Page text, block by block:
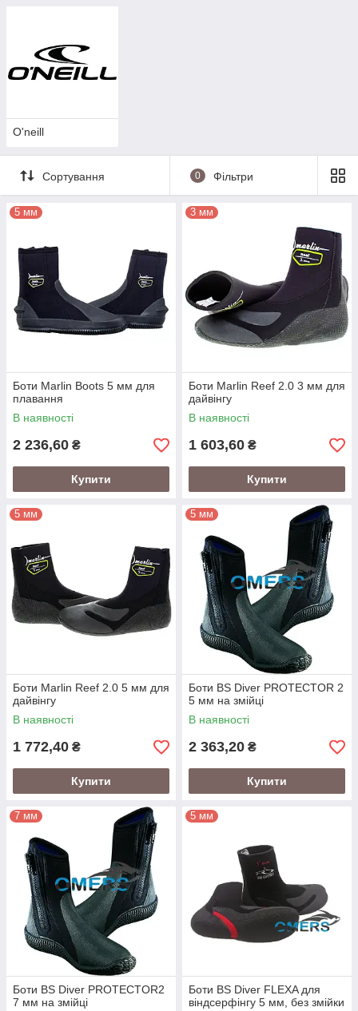
неопрену, завтовшки 3-5мм. Для додаткового
тепла та для захисту від води. Бо в боти через
змійку вода проникає.
O'neill
Сортування 0 Фільтри
5 мм
Боти Marlin Boots 5 мм для
плавання
В наявності
2 236,60 ₴
Купити
3 мм
Боти Marlin Reef 2.0 3 мм для
дайвінгу
В наявності
1 603,60 ₴
Купити
5 мм
Боти Marlin Reef 2.0 5 мм для
дайвінгу
В наявності
1 772,40 ₴
Купити
5 мм
Боти BS Diver PROTECTOR 2
5 мм на змійці
В наявності
2 363,20 ₴
Купити
7 мм
Боти BS Diver PROTECTOR2
7 мм на змійці
5 мм
Боти BS Diver FLEXA для
віндсерфінгу 5 мм, без змійки